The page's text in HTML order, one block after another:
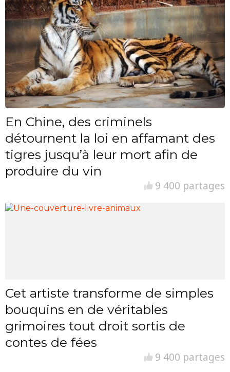
En Chine, des criminels
détournent la loi en affamant des
tigres jusqu’à leur mort afin de
produire du vin
9 400 partages
Cet artiste transforme de simples
bouquins en de véritables
grimoires tout droit sortis de
contes de fées
9 400 partages